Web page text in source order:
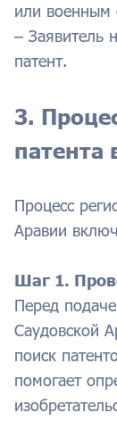
или военным
– Заявитель
патент.
3.
патента
Процесс
Аравии
Шаг 1.
Перед
Саудовской
поиск
помогает